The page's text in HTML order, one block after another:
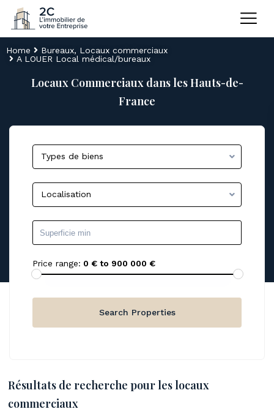
Home Bureaux, Locaux commerciaux
A LOUER Local médical/bureaux
Locaux Commerciaux dans les Hauts-de-
France
Types de biens
Localisation
Price range: 0 € to 900 000 €
Résultats de recherche pour les locaux
commerciaux